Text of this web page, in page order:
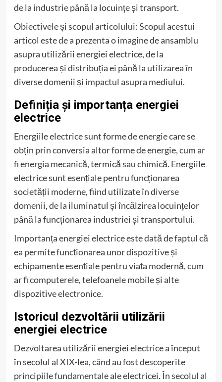
de la industrie până la locuințe și transport.
Obiectivele și scopul articolului: Scopul acestui
articol este de a prezenta o imagine de ansamblu
asupra utilizării energiei electrice, de la
producerea și distribuția ei până la utilizarea în
diverse domenii și impactul asupra mediului.
Definiția și importanța energiei
electrice
Energiile electrice sunt forme de energie care se
obțin prin conversia altor forme de energie, cum ar
fi energia mecanică, termică sau chimică. Energiile
electrice sunt esențiale pentru funcționarea
societății moderne, fiind utilizate în diverse
domenii, de la iluminatul și încălzirea locuințelor
până la funcționarea industriei și transportului.
Importanța energiei electrice este dată de faptul că
ea permite funcționarea unor dispozitive și
echipamente esențiale pentru viața modernă, cum
ar fi computerele, telefoanele mobile și alte
dispozitive electronice.
Istoricul dezvoltării utilizării
energiei electrice
Dezvoltarea utilizării energiei electrice a început
în secolul al XIX-lea, când au fost descoperite
principiile fundamentale ale electricei. În secolul al